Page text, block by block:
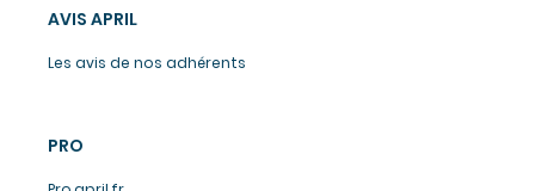
AVIS APRIL
Les avis de nos adhérents
PRO